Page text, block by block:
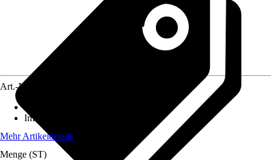
Art.-Nr.
Immergrün
Mehr Artikeldetails
Menge (ST)